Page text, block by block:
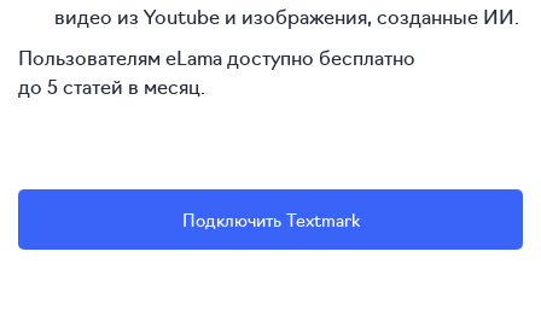
видео из Youtube и изображения, созданные ИИ.
Пользователям eLama доступно бесплатно
до 5 статей в месяц.
Подключить Textmark